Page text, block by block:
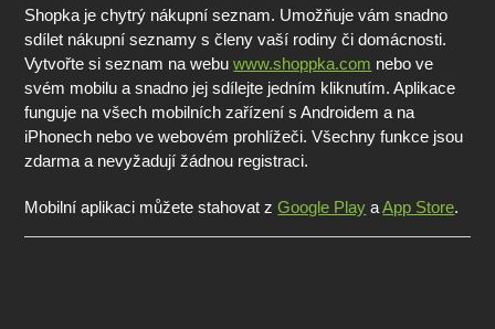
Shopka je chytrý nákupní seznam. Umožňuje vám snadno
sdílet nákupní seznamy s členy vaší rodiny či domácnosti.
Vytvořte si seznam na webuwww.shoppka.com nebo ve
svém mobilu a snadno jej sdílejte jedním kliknutím. Aplikace
funguje na všech mobilních zařízení s Androidem a na
iPhonech nebo ve webovém prohlížeči. Všechny funkce jsou
zdarma a nevyžadují žádnou registraci.
Mobilní aplikaci můžete stahovat zGoogle Play aApp Store.